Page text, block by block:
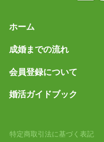
ホーム
成婚までの流れ
会員登録について
婚活ガイドブック
特定商取引法に基づく表記